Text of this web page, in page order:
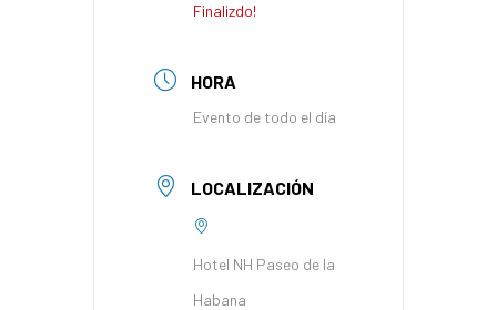
Finalizdo!
HORA
Evento de todo el día
LOCALIZACIÓN
Hotel NH Paseo de la
Habana